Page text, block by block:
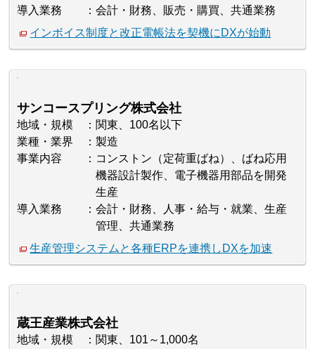
導入業務
会計・財務、販売・購買、共通業務
インボイス制度と改正電帳法を契機にDXが始動
サンコースプリング株式会社
地域・規模
関東、100名以下
業種・業界
製造
事業内容
コンストン（定荷重ばね）、ばね応用
機器設計製作、電子機器用部品を開発
生産
導入業務
会計・財務、人事・給与・就業、生産
管理、共通業務
生産管理システムと各種ERPを連携しDXを加速
蔵王産業株式会社
地域・規模
関東、101～1,000名